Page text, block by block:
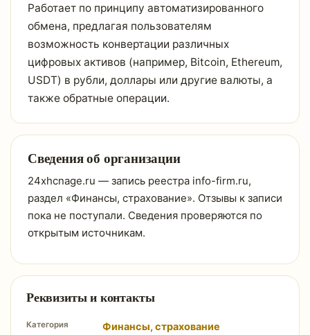
Работает по принципу автоматизированного
обмена, предлагая пользователям
возможность конвертации различных
цифровых активов (например, Bitcoin, Ethereum,
USDT) в рубли, доллары или другие валюты, а
также обратные операции.
Сведения об организации
24xhcnage.ru — запись реестра info-firm.ru,
раздел «Финансы, страхование». Отзывы к записи
пока не поступали. Сведения проверяются по
открытым источникам.
Реквизиты и контакты
Категория Финансы, страхование